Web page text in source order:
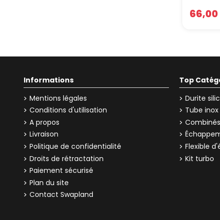
de la
En
point
vite
En
Informations
Mentions légales
Conditions d'utilisation
A propos
Livraison
Politique de confidentialité
Droits de rétractation
Paiement sécurisé
Plan du site
Contact Swapland
Top
Durite
Tube inox
Flexible
Kit turbo